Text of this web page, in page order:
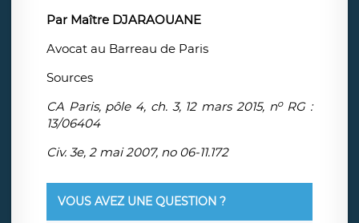
Par Maître DJARAOUANE
Avocat au Barreau de Paris
Sources
CA Paris, pôle 4, ch. 3, 12 mars 2015, noRG :
13/06404
Civ. 3e, 2 mai 2007, no 06-11.172
VOUS AVEZ UNE QUESTION ?